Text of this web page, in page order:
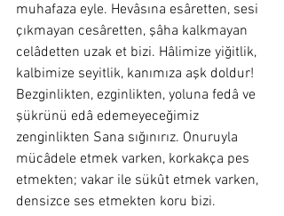
muhafaza eyle. Hevâsına esâretten, sesi
çıkmayan cesâretten, şâha kalkmayan
celâdetten uzak et bizi. Hâlimize yiğitlik,
kalbimize seyitlik, kanımıza aşk doldur!
Bezginlikten, ezginlikten, yoluna fedâ ve
şükrünü edâ edemeyeceğimiz
zenginlikten Sana sığınırız. Onuruyla
mücâdele etmek varken, korkakça pes
etmekten; vakar ile sükût etmek varken,
densizce ses etmekten koru bizi.